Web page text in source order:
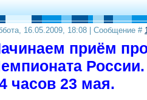
16.05.2009, 18:08 | Сообщение #
приём
часов 23 мая.